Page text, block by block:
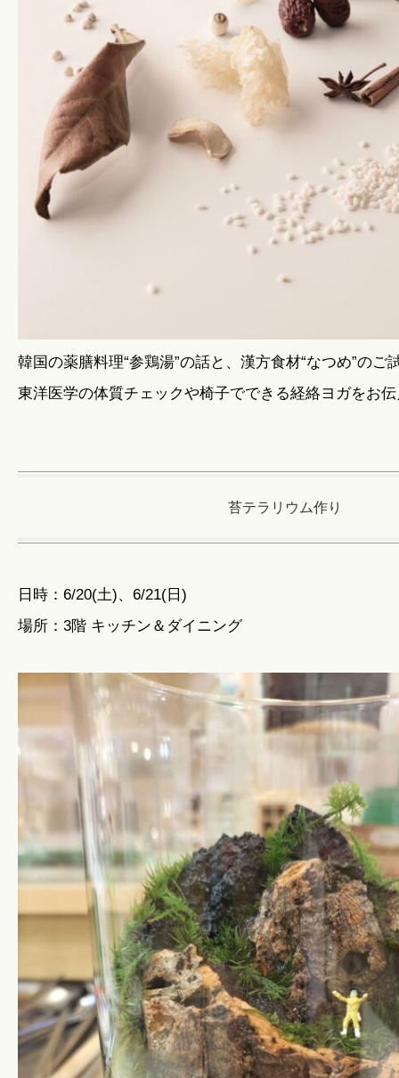
韓国の薬膳料理“参鶏湯”の話と、漢方食材“なつめ”のご
東洋医学の体質チェックや椅子でできる経絡ヨガをお
苔テラリウム作り
日時：6/20(土)、6/21(日)
場所：3階 キッチン＆ダイニング